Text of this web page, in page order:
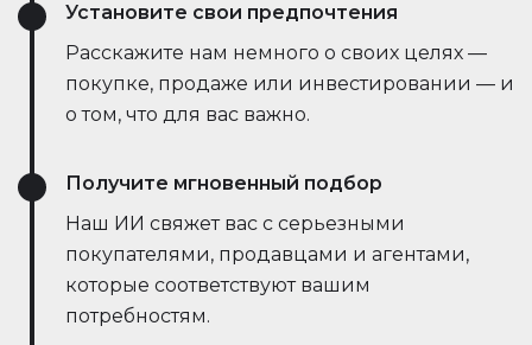
Установите свои предпочтения
Расскажите нам немного о своих целях —
покупке, продаже или инвестировании — и
о том, что для вас важно.
Получите мгновенный подбор
Наш ИИ свяжет вас с серьезными
покупателями, продавцами и агентами,
которые соответствуют вашим
потребностям.